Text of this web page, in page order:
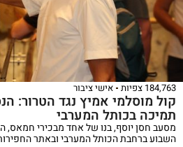
184,763 צפיות אישי ציבור
קול מוסלמי אמיץ נגד הטרור:
תמיכה בכותל המערבי
מסעב חסן יוסף, בנו של אחד מבכירי חמאס,
השבוע ברחבת הכותל המערבי ובאתר